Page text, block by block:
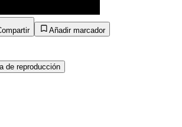
Añadir marcador
de reproducción